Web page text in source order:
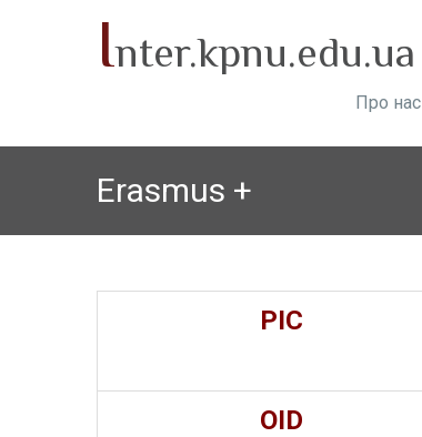
Inter.kpnu.edu.ua
Про нас
Erasmus +
PIC
OID